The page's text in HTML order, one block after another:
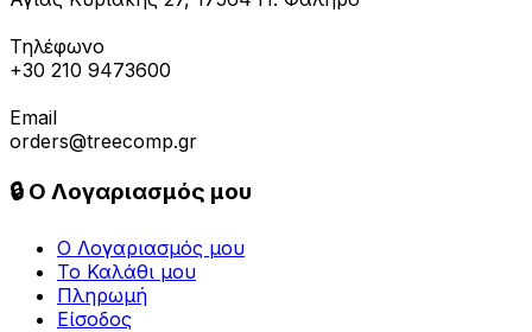
Τηλέφωνο
+30 210 9473600
Email
orders@treecomp.gr
🔒 Ο Λογαριασμός μου
Ο Λογαριασμός μου
Το Καλάθι μου
Πληρωμή
Είσοδος